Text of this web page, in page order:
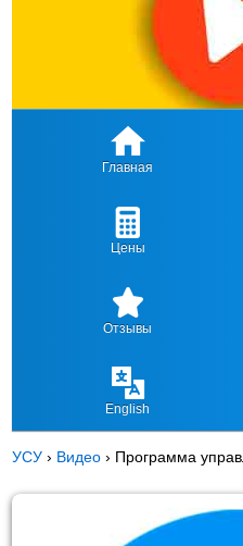
Главная
Цены
Отзывы
English
УСУ › Видео › Программа